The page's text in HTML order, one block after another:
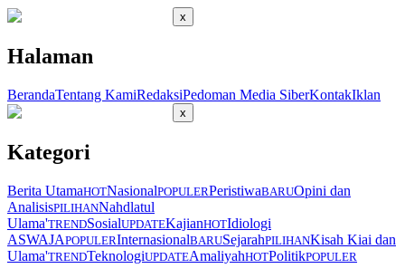
x
Halaman
BerandaTentang KamiRedaksiPedoman Media SiberKontakIklan
x
Kategori
Berita UtamaHOTNasionalPOPULERPeristiwaBARUOpini dan
AnalisisPILIHANNahdlatul
Ulama'TRENDSosialUPDATEKajianHOTIdiologi
ASWAJAPOPULERInternasionalBARUSejarahPILIHANKisah Kiai dan
Ulama'TRENDTeknologiUPDATEAmaliyahHOTPolitikPOPULER